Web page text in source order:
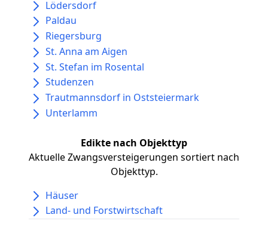
Lödersdorf
Paldau
Riegersburg
St. Anna am Aigen
St. Stefan im Rosental
Studenzen
Trautmannsdorf in Oststeiermark
Unterlamm
Edikte nach Objekttyp
Aktuelle Zwangsversteigerungen sortiert nach
Objekttyp.
Häuser
Land- und Forstwirtschaft